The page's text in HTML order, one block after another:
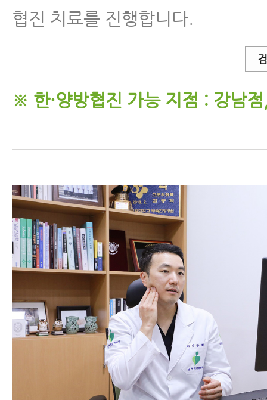
협진 치료를 진행합니다.
※ 한·양방협진 가능 지점 : 강남